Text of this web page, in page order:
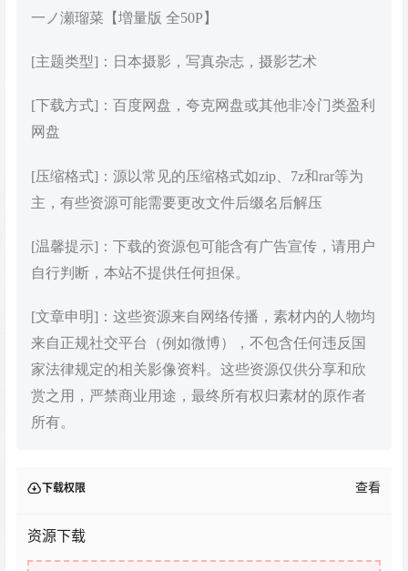
一ノ瀬瑠菜【増量版 全50P】
[主题类型]：日本摄影，写真杂志，摄影艺术
[下载方式]：百度网盘，夸克网盘或其他非冷门类盈利
网盘
[压缩格式]：源以常见的压缩格式如zip、7z和rar等为
主，有些资源可能需要更改文件后缀名后解压
[温馨提示]：下载的资源包可能含有广告宣传，请用户
自行判断，本站不提供任何担保。
[文章申明]：这些资源来自网络传播，素材内的人物均
来自正规社交平台（例如微博），不包含任何违反国
家法律规定的相关影像资料。这些资源仅供分享和欣
赏之用，严禁商业用途，最终所有权归素材的原作者
所有。
下载权限 查看
资源下载